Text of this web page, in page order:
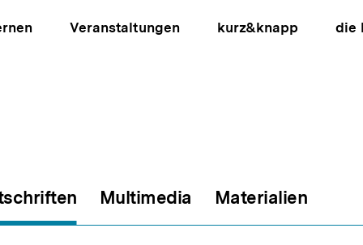
Veranstaltungen kurz&knapp die
Multimedia Materialien